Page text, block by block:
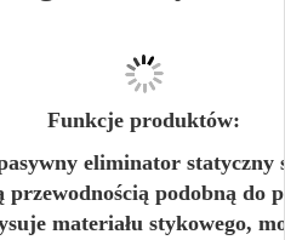
Funkcje produktów:
eliminator statyczny
przewodnością podobną do
materiału stykowego,